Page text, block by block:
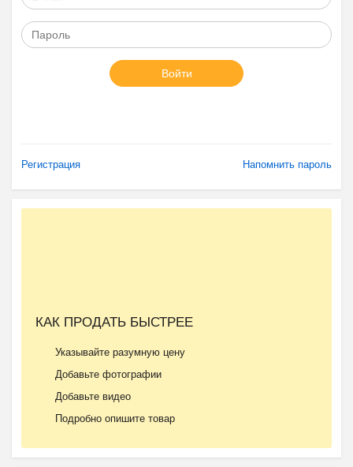
Войти
Регистрация Напомнить пароль
КАК ПРОДАТЬ БЫСТРЕЕ
Указывайте разумную цену
Добавьте фотографии
Добавьте видео
Подробно опишите товар